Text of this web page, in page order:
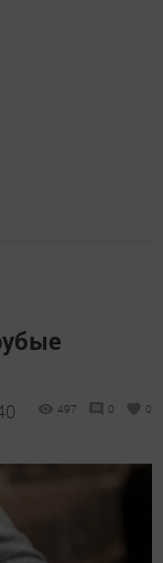
497 0 0